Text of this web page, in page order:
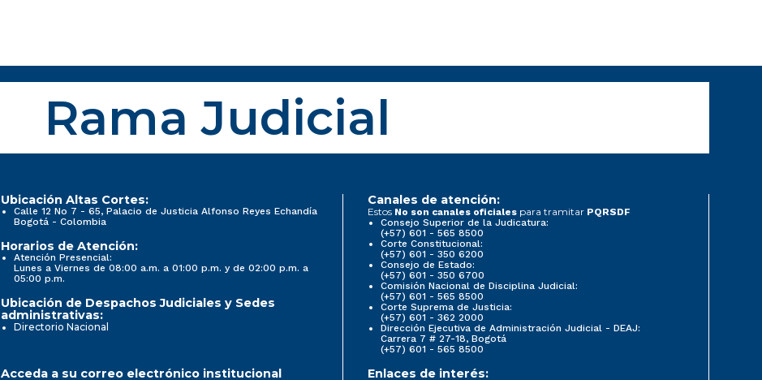
Rama Judicial
Ubicación Altas Cortes:
Calle 12 No 7 - 65, Palacio de Justicia Alfonso Reyes Echandía
Bogotá - Colombia
Horarios de Atención:
Atención Presencial:
Lunes a Viernes de 08:00 a.m. a 01:00 p.m. y de 02:00 p.m. a
05:00 p.m.
Ubicación de Despachos Judiciales y Sedes
administrativas:
Directorio Nacional
Canales de atención:
Estos No son canales oficiales para tramitar PQRSDF
Consejo Superior de la Judicatura:
(+57) 601 - 565 8500
Corte Constitucional:
(+57) 601 - 350 6200
Consejo de Estado:
(+57) 601 - 350 6700
Comisión Nacional de Disciplina Judicial:
(+57) 601 - 565 8500
Corte Suprema de Justicia:
(+57) 601 - 362 2000
Dirección Ejecutiva de Administración Judicial - DEAJ:
Carrera 7 # 27-18, Bogotá
(+57) 601 - 565 8500
Acceda a su correo electrónico institucional Enlaces de interés: